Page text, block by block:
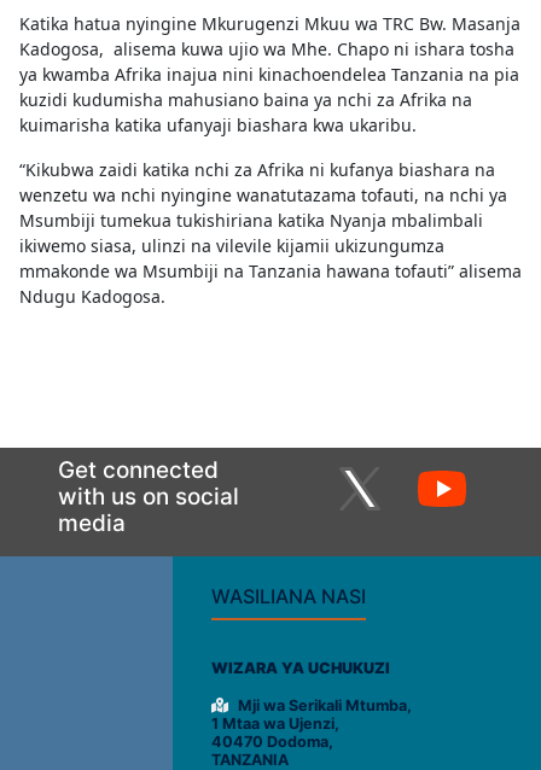
Katika hatua nyingine Mkurugenzi Mkuu wa TRC Bw. Masanja
Kadogosa, alisema kuwa ujio wa Mhe. Chapo ni ishara tosha
ya kwamba Afrika inajua nini kinachoendelea Tanzania na pia
kuzidi kudumisha mahusiano baina ya nchi za Afrika na
kuimarisha katika ufanyaji biashara kwa ukaribu.
“Kikubwa zaidi katika nchi za Afrika ni kufanya biashara na
wenzetu wa nchi nyingine wanatutazama tofauti, na nchi ya
Msumbiji tumekua tukishiriana katika Nyanja mbalimbali
ikiwemo siasa, ulinzi na vilevile kijamii ukizungumza
mmakonde wa Msumbiji na Tanzania hawana tofauti” alisema
Ndugu Kadogosa.
Get connected
with us on social
media
WASILIANA NASI
WIZARA YA UCHUKUZI
Mji wa Serikali Mtumba,
1 Mtaa wa Ujenzi,
40470 Dodoma,
TANZANIA